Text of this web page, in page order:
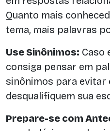
Quanto mais
tema, mais palavras
Use Sinônimos: Caso
consiga pensar em
sinônimos para evitar
desqualifiquem sua
Prepare-se com